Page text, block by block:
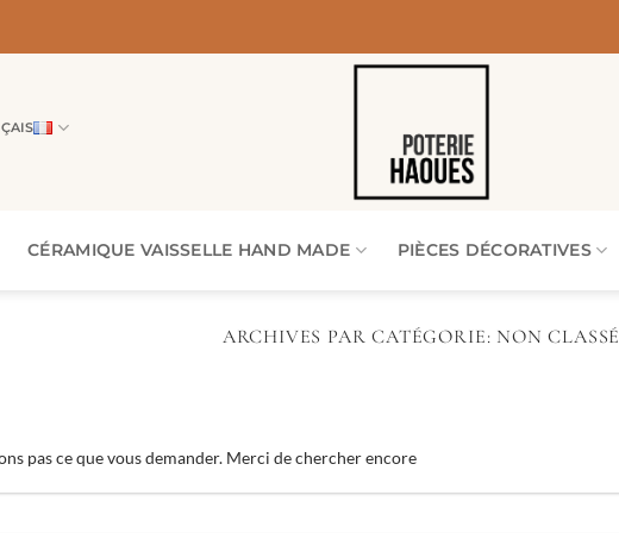
CÉRAMIQUE VAISSELLE HAND MADE PIÈCES DÉCORATIVES
ARCHIVES PAR CATÉGORIE: NON CLASSÉ
pas ce que vous demander. Merci de chercher encore